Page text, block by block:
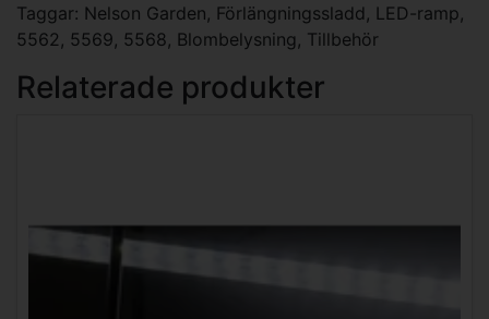
Taggar: Nelson Garden, Förlängningssladd , LED-ramp,
5562 , 5569, 5568, Blombelysning , Tillbehör
Relaterade produkter